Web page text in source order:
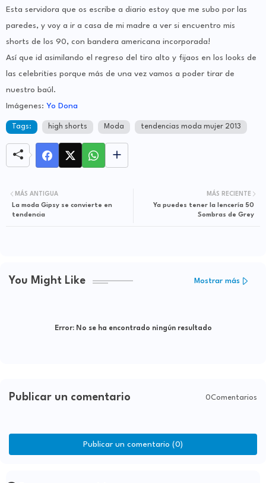
Esta servidora que os escribe a diario estoy que me subo por las
paredes, y voy a ir a casa de mi madre a ver si encuentro mis
shorts de los 90, con bandera americana incorporada!
Así que id asimilando el regreso del tiro alto y fijaos en los looks de
las celebrities porque más de una vez vamos a poder tirar de
nuestro baúl.
Imágenes: Yo Dona
Tags: high shorts Moda tendencias moda mujer 2013
MÁS RECIENTE
Ya puedes tener la lencería 50
Sombras de Grey
MÁS ANTIGUA
La moda Gipsy se convierte en
tendencia
You Might Like Mostrar más
Error:No se ha encontrado ningún resultado
Publicar un comentario 0Comentarios
Publicar un comentario (0)